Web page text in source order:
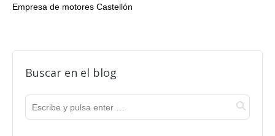
Empresa de motores Castellón
Buscar en el blog